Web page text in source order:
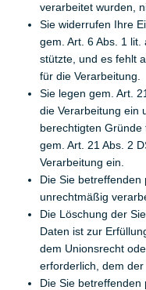
verarbeitet wurden,
Sie widerrufen Ihre
gem. Art. 6 Abs. 1 lit.
stützte, und es fehlt
für die Verarbeitung.
Sie legen gem. Art.
die Verarbeitung ein
berechtigten Gründe
gem. Art. 21 Abs. 2
Verarbeitung ein.
Die Sie betreffenden
unrechtmäßig
Die Löschung der
Daten ist zur
dem Unionsrecht
erforderlich, dem der
Die Sie betreffenden